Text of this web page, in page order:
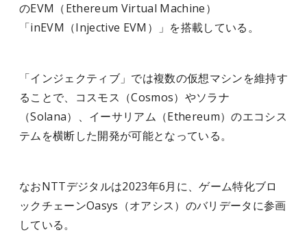
のEVM（Ethereum Virtual Machine）
「inEVM（Injective EVM）」を搭載している。
「インジェクティブ」では複数の仮想マシンを維持す
ることで、コスモス（Cosmos）やソラナ
（Solana）、イーサリアム（Ethereum）のエコシス
テムを横断した開発が可能となっている。
なおNTTデジタルは2023年6月に、ゲーム特化ブロ
ックチェーンOasys（オアシス）のバリデータに参画
している。